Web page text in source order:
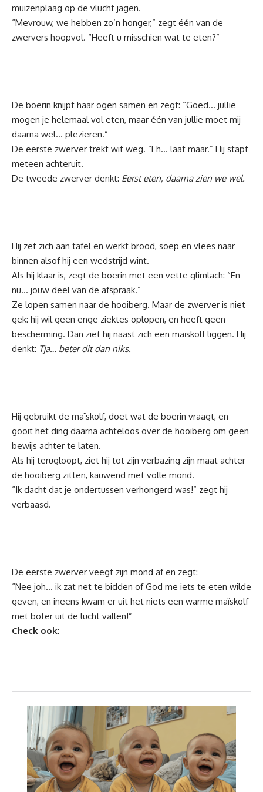
muizenplaag op de vlucht jagen.
“Mevrouw, we hebben zo’n honger,” zegt één van de
zwervers hoopvol. “Heeft u misschien wat te eten?”
De boerin knijpt haar ogen samen en zegt: “Goed… jullie
mogen je helemaal vol eten, maar één van jullie moet mij
daarna wel… plezieren.”
De eerste zwerver trekt wit weg. “Eh… laat maar.” Hij stapt
meteen achteruit.
De tweede zwerver denkt: Eerst eten, daarna zien we wel.
Hij zet zich aan tafel en werkt brood, soep en vlees naar
binnen alsof hij een wedstrijd wint.
Als hij klaar is, zegt de boerin met een vette glimlach: “En
nu… jouw deel van de afspraak.”
Ze lopen samen naar de hooiberg. Maar de zwerver is niet
gek: hij wil geen enge ziektes oplopen, en heeft geen
bescherming. Dan ziet hij naast zich een maïskolf liggen. Hij
denkt: Tja… beter dit dan niks.
Hij gebruikt de maïskolf, doet wat de boerin vraagt, en
gooit het ding daarna achteloos over de hooiberg om geen
bewijs achter te laten.
Als hij terugloopt, ziet hij tot zijn verbazing zijn maat achter
de hooiberg zitten, kauwend met volle mond.
“Ik dacht dat je ondertussen verhongerd was!” zegt hij
verbaasd.
De eerste zwerver veegt zijn mond af en zegt:
“Nee joh… ik zat net te bidden of God me iets te eten wilde
geven, en ineens kwam er uit het niets een warme maïskolf
met boter uit de lucht vallen!”
Check ook: